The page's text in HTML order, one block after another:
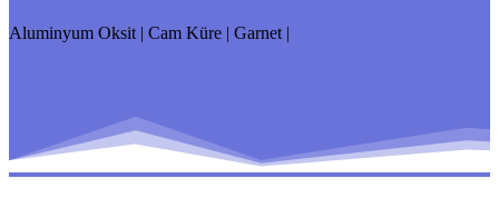
Aluminyum Oksit | Cam Küre | Garnet |